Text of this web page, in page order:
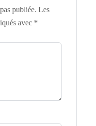
publiée. Les
avec *